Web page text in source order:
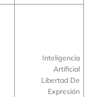
Inteligencia
Artificial
Libertad De
Expresión